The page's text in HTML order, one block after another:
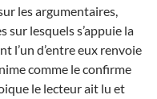
les argumentaires,
lesquels s’appuie la
l’un d’entre eux renvoie
comme le confirme
le lecteur ait lu et